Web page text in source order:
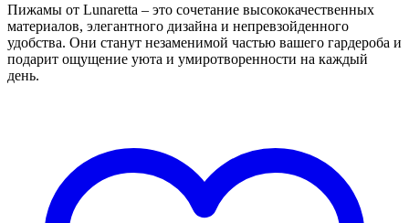
Пижамы от Lunaretta – это сочетание высококачественных
материалов, элегантного дизайна и непревзойденного
удобства. Они станут незаменимой частью вашего гардероба и
подарит ощущение уюта и умиротворенности на каждый
день.